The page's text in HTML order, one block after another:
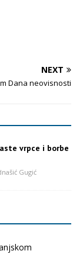
NEXT
Dana neovisnosti
vrpce i borbe
Gugić